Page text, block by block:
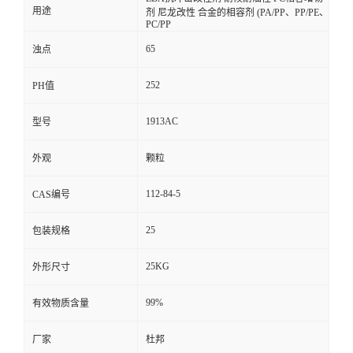
用途
剂 尼龙改性 合金的相容剂 (PA/PP、PP/PE、
PC/PP
浊点 65
PH值 252
型号 1913AC
外观 颗粒
CAS编号 112-84-5
包装规格 25
外形尺寸 25KG
有效物质含量 99%
厂家 杜邦